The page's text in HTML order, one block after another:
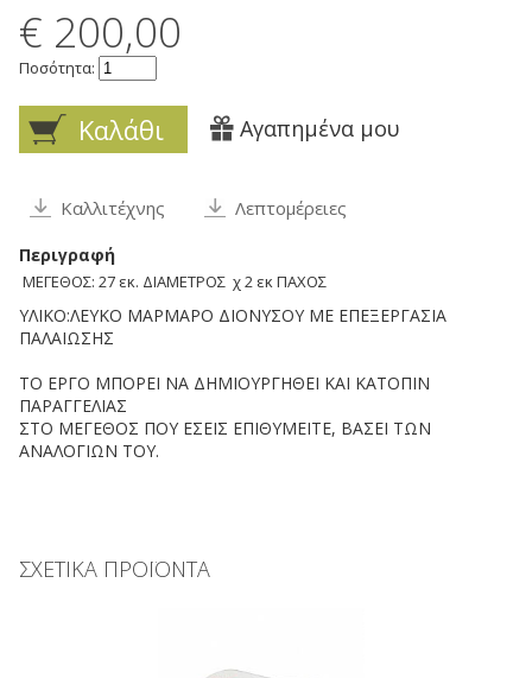
€ 200,00
Ποσότητα:
Καλάθι Αγαπημένα μου
Καλλιτέχνης Λεπτομέρειες
Περιγραφή
ΜΕΓΕΘΟΣ: 27 εκ. ΔΙΑΜΕΤΡΟΣ χ 2 εκ ΠΑΧΟΣ
ΥΛΙΚΟ:ΛΕΥΚΟ ΜΑΡΜΑΡΟ ΔΙΟΝΥΣΟΥ ΜΕ ΕΠΕΞΕΡΓΑΣΙΑ
ΠΑΛΑΙΩΣΗΣ
ΤΟ ΕΡΓΟ ΜΠΟΡΕΙ ΝΑ ΔΗΜΙΟΥΡΓΗΘΕΙ ΚΑΙ ΚΑΤΟΠΙΝ
ΠΑΡΑΓΓΕΛΙΑΣ
ΣΤΟ ΜΕΓΕΘΟΣ ΠΟΥ ΕΣΕΙΣ ΕΠΙΘΥΜΕΙΤΕ, ΒΑΣΕΙ ΤΩΝ
ΑΝΑΛΟΓΙΩΝ ΤΟΥ.
ΣΧΕΤΙΚΑ ΠΡΟΪΟΝΤΑ